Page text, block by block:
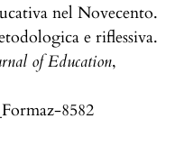
nel Novecento.
e riflessiva.
of Education,
8582